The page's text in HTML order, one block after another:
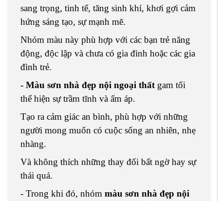
sang trọng, tinh tế, tăng sinh khí, khơi gợi cảm
hứng sáng tạo, sự mạnh mẽ.
Nhóm màu này phù hợp với các bạn trẻ năng
động, độc lập và chưa có gia đình hoặc các gia
đình trẻ.
- Màu sơn nhà đẹp nội ngoại thất gam tối
thể hiện sự trầm tĩnh và ấm áp.
Tạo ra cảm giác an bình, phù hợp với những
người mong muốn có cuộc sống an nhiên, nhẹ
nhàng.
Và không thích những thay đổi bất ngờ hay sự
thái quá.
- Trong khi đó, nhóm màu sơn nhà đẹp nội